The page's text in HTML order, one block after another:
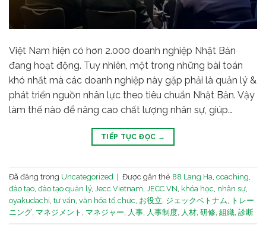
Việt Nam hiện có hơn 2.000 doanh nghiệp Nhật Bản
đang hoạt động. Tuy nhiên, một trong những bài toán
khó nhất mà các doanh nghiệp này gặp phải là quản lý &
phát triển nguồn nhân lực theo tiêu chuẩn Nhật Bản. Vậy
làm thế nào để nâng cao chất lượng nhân sự, giúp…
TIẾP TỤC ĐỌC →
Đã đăng trong Uncategorized Được gắn thẻ 88 Lang Ha, coaching,
đào tạo, đào tạo quản lý, Jecc Vietnam, JECC VN, khóa học, nhân sự,
oyakudachi, tư vấn, văn hóa tổ chức, お役立, ジェックベトナム, トレー
ニング, マネジメント , マネジャー, 人事, 人事制度, 人材, 研修, 組織, 診断